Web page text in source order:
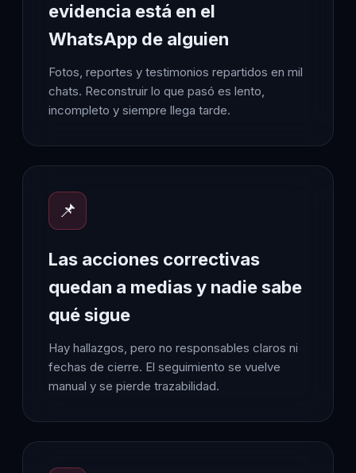
evidencia está en el
WhatsApp de alguien
Fotos, reportes y testimonios repartidos en mil
chats. Reconstruir lo que pasó es lento,
incompleto y siempre llega tarde.
📌
Las acciones correctivas
quedan a medias y nadie sabe
qué sigue
Hay hallazgos, pero no responsables claros ni
fechas de cierre. El seguimiento se vuelve
manual y se pierde trazabilidad.